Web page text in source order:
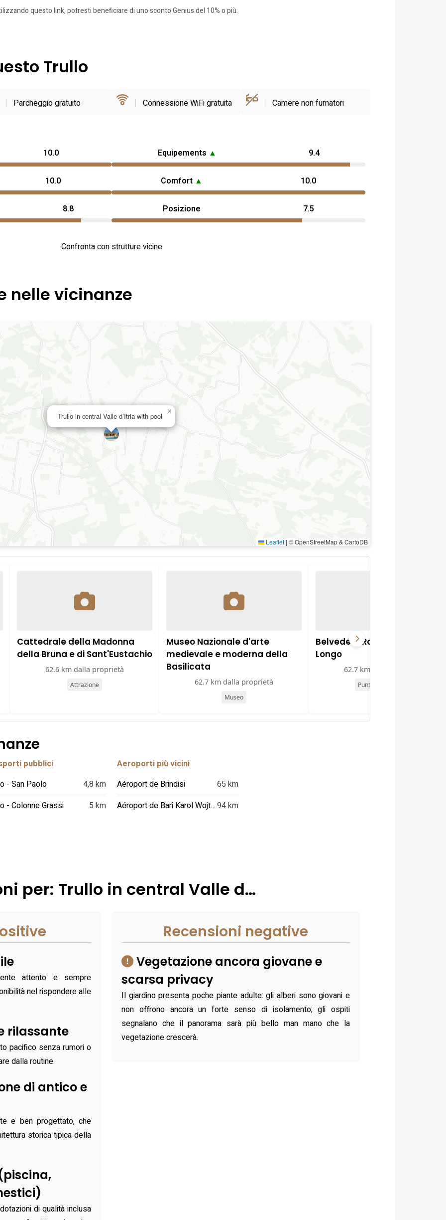
questo link, potresti beneficiare di uno sconto Genius del 10% o più.
Trullo
Parcheggio gratuito Connessione WiFi gratuita Camere non fumatori
10.0 Equipements ▲ 9.4
10.0 Comfort ▲ 10.0
8.8 Posizione 7.5
Confronta con strutture vicine
nelle vicinanze
Trullo in central Valle d’Itria with pool
×
Leaflet | © OpenStreetMap & CartoDB
Cattedrale della Madonna
della Bruna e di Sant'Eustachio
62.6 km dalla proprietà
Attrazione
Museo Nazionale d'arte
medievale e moderna della
Basilicata
62.7 km dalla proprietà
Museo
Belvedere Raffaele Giura
Longo
62.7 km dalla proprietà
Punto panoramico
pubblici
- San Paolo
4,8 km
- Colonne Grassi
5 km
Aeroporti più vicini
Aéroport de Brindisi
65 km
Aéroport de Bari Karol Wojtyla94 km
per: Trullo in central Valle d…
attento e sempre
nel rispondere alle
rilassante
pacifico senza rumori o
dalla routine.
di antico e
e ben progettato, che
storica tipica della
di qualità inclusa
Recensioni negative
Vegetazione ancora giovane e
scarsa privacy
Il giardino presenta poche piante adulte: gli alberi sono giovani e
non offrono ancora un forte senso di isolamento; gli ospiti
segnalano che il panorama sarà più bello man mano che la
vegetazione crescerà.